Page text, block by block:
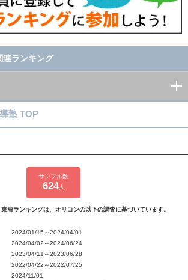
連ランキング
塾 TOP
サンプル数
624人
海ランキングは、オリコンの以下の調査に基づいています。
2024/01/15～2024/04/01
2024/04/02～2024/06/24
2023/04/11～2023/06/28
2022/04/22～2022/07/25
2024/11/01